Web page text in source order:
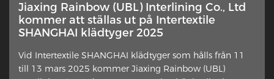
Interlining — Varför hamnar detta dolda
lager plötsligt i rampljuset?
uppmärksamhet från designers, hemsömmer och
branschkommentatorer. Det extra tyglagret placerat mot
Jiaxing Rainbow (UBL) Interlining Co., Ltd
kommer att ställas ut på Intertextile
SHANGHAI klädtyger 2025
Vid Intertextile SHANGHAI klädtyger som hålls från 11
till 13 mars 2025 kommer Jiaxing Rainbow (UBL)